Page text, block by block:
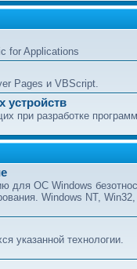
for Applications
Pages и VBScript.
устройств
при разработке
для ОС Windows
Windows NT,
указанной технологии.